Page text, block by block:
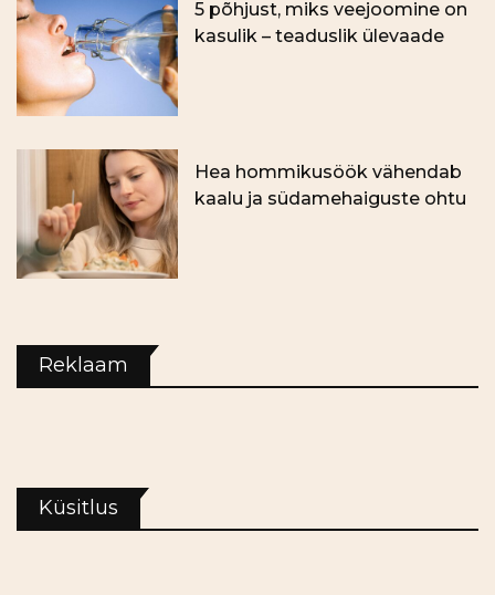
5 põhjust, miks veejoomine on
kasulik – teaduslik ülevaade
Hea hommikusöök vähendab
kaalu ja südamehaiguste ohtu
Reklaam
Küsitlus